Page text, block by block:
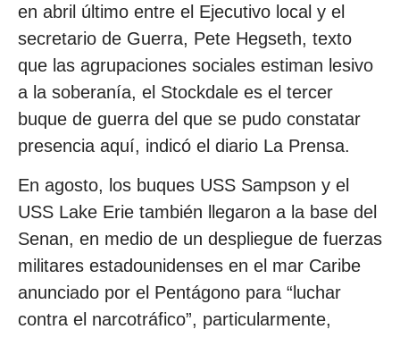
en abril último entre el Ejecutivo local y el
secretario de Guerra, Pete Hegseth, texto
que las agrupaciones sociales estiman lesivo
a la soberanía, el Stockdale es el tercer
buque de guerra del que se pudo constatar
presencia aquí, indicó el diario La Prensa.
En agosto, los buques USS Sampson y el
USS Lake Erie también llegaron a la base del
Senan, en medio de un despliegue de fuerzas
militares estadounidenses en el mar Caribe
anunciado por el Pentágono para “luchar
contra el narcotráfico”, particularmente,